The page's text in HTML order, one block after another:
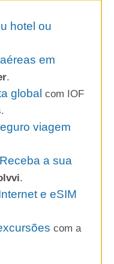
hotel ou
em
.
global com IOF
viagem
Receba a sua
.
e eSIM
com a